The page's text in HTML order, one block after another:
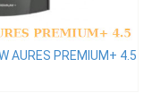
PREMIUM+ 4.5